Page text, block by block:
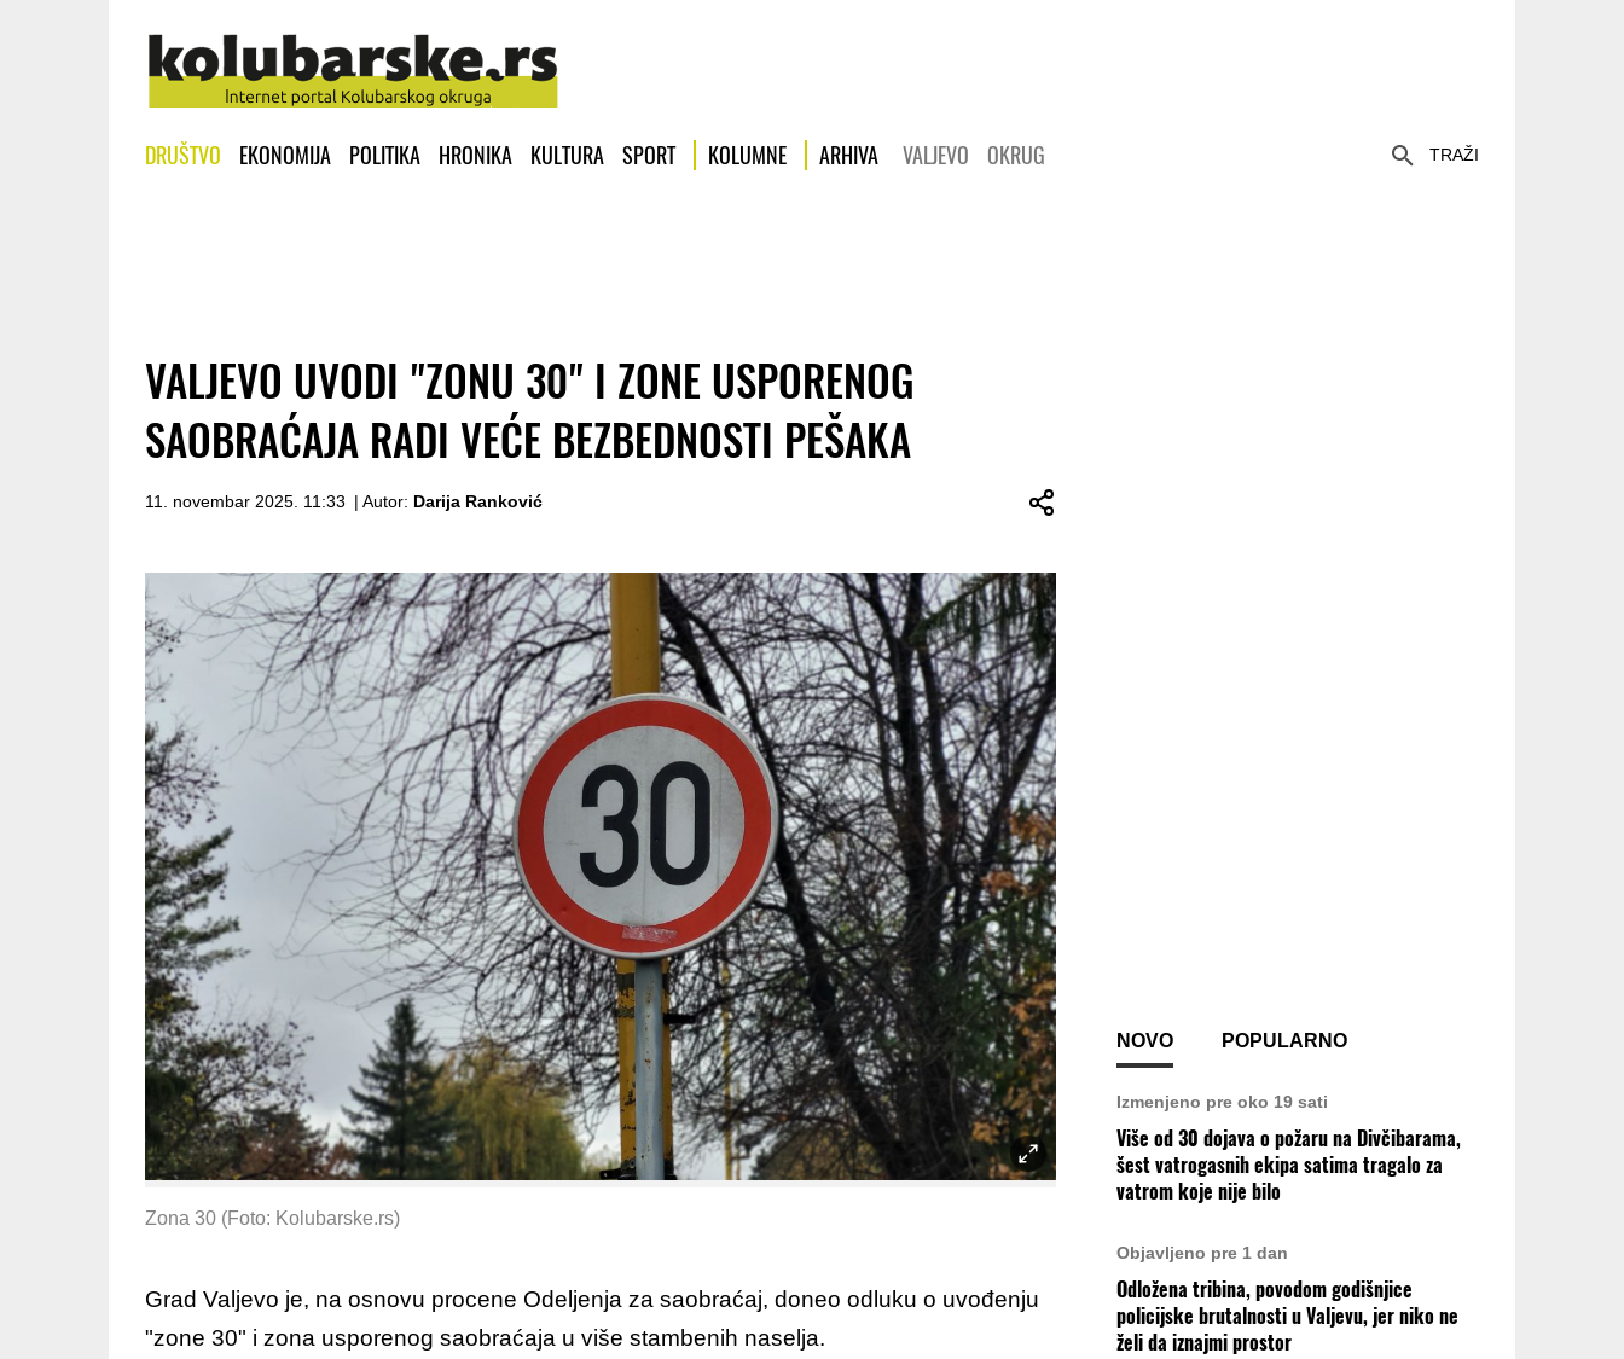
DRUŠTVO EKONOMIJA POLITIKA HRONIKA KULTURA SPORT KOLUMNE ARHIVA VALJEVO OKRUG TRAŽI
VALJEVO UVODI "ZONU 30" I ZONE USPORENOG
SAOBRAĆAJA RADI VEĆE BEZBEDNOSTI PEŠAKA
11. novembar 2025. 11:33 | Autor: Darija Ranković
Zona 30 (Foto: Kolubarske.rs)
Grad Valjevo je, na osnovu procene Odeljenja za saobraćaj, doneo odluku o uvođenju
"zone 30" i zona usporenog saobraćaja u više stambenih naselja.
NOVO POPULARNO
Izmenjeno pre oko 19 sati
Više od 30 dojava o požaru na Divčibarama,
šest vatrogasnih ekipa satima tragalo za
vatrom koje nije bilo
Objavljeno pre 1 dan
Odložena tribina, povodom godišnjice
policijske brutalnosti u Valjevu, jer niko ne
želi da iznajmi prostor